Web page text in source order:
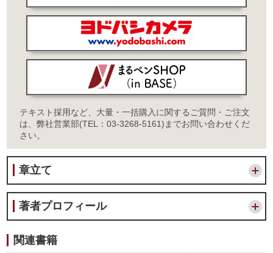
テキスト採用など、大量・一括購入に関するご質問・ご注文
は、弊社営業部(TEL：03-3268-5161)までお問い合わせくだ
さい。
章立て
著者プロフィール
関連書籍